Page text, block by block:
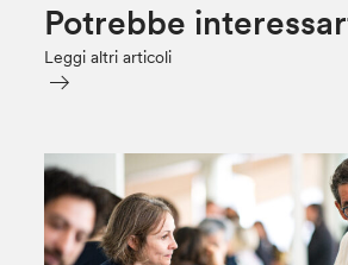
Potrebbe
Leggi altri articoli